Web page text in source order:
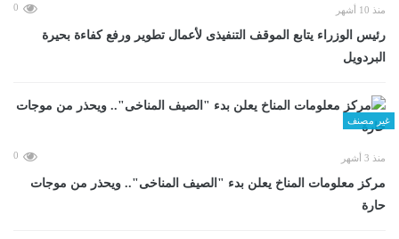
منذ 10 أشهر 0
رئيس الوزراء يتابع الموقف التنفيذى لأعمال تطوير ورفع كفاءة بحيرة
البردويل
غير مصنف
منذ 3 أشهر 0
مركز معلومات المناخ يعلن بدء "الصيف المناخى".. ويحذر من موجات
حارة